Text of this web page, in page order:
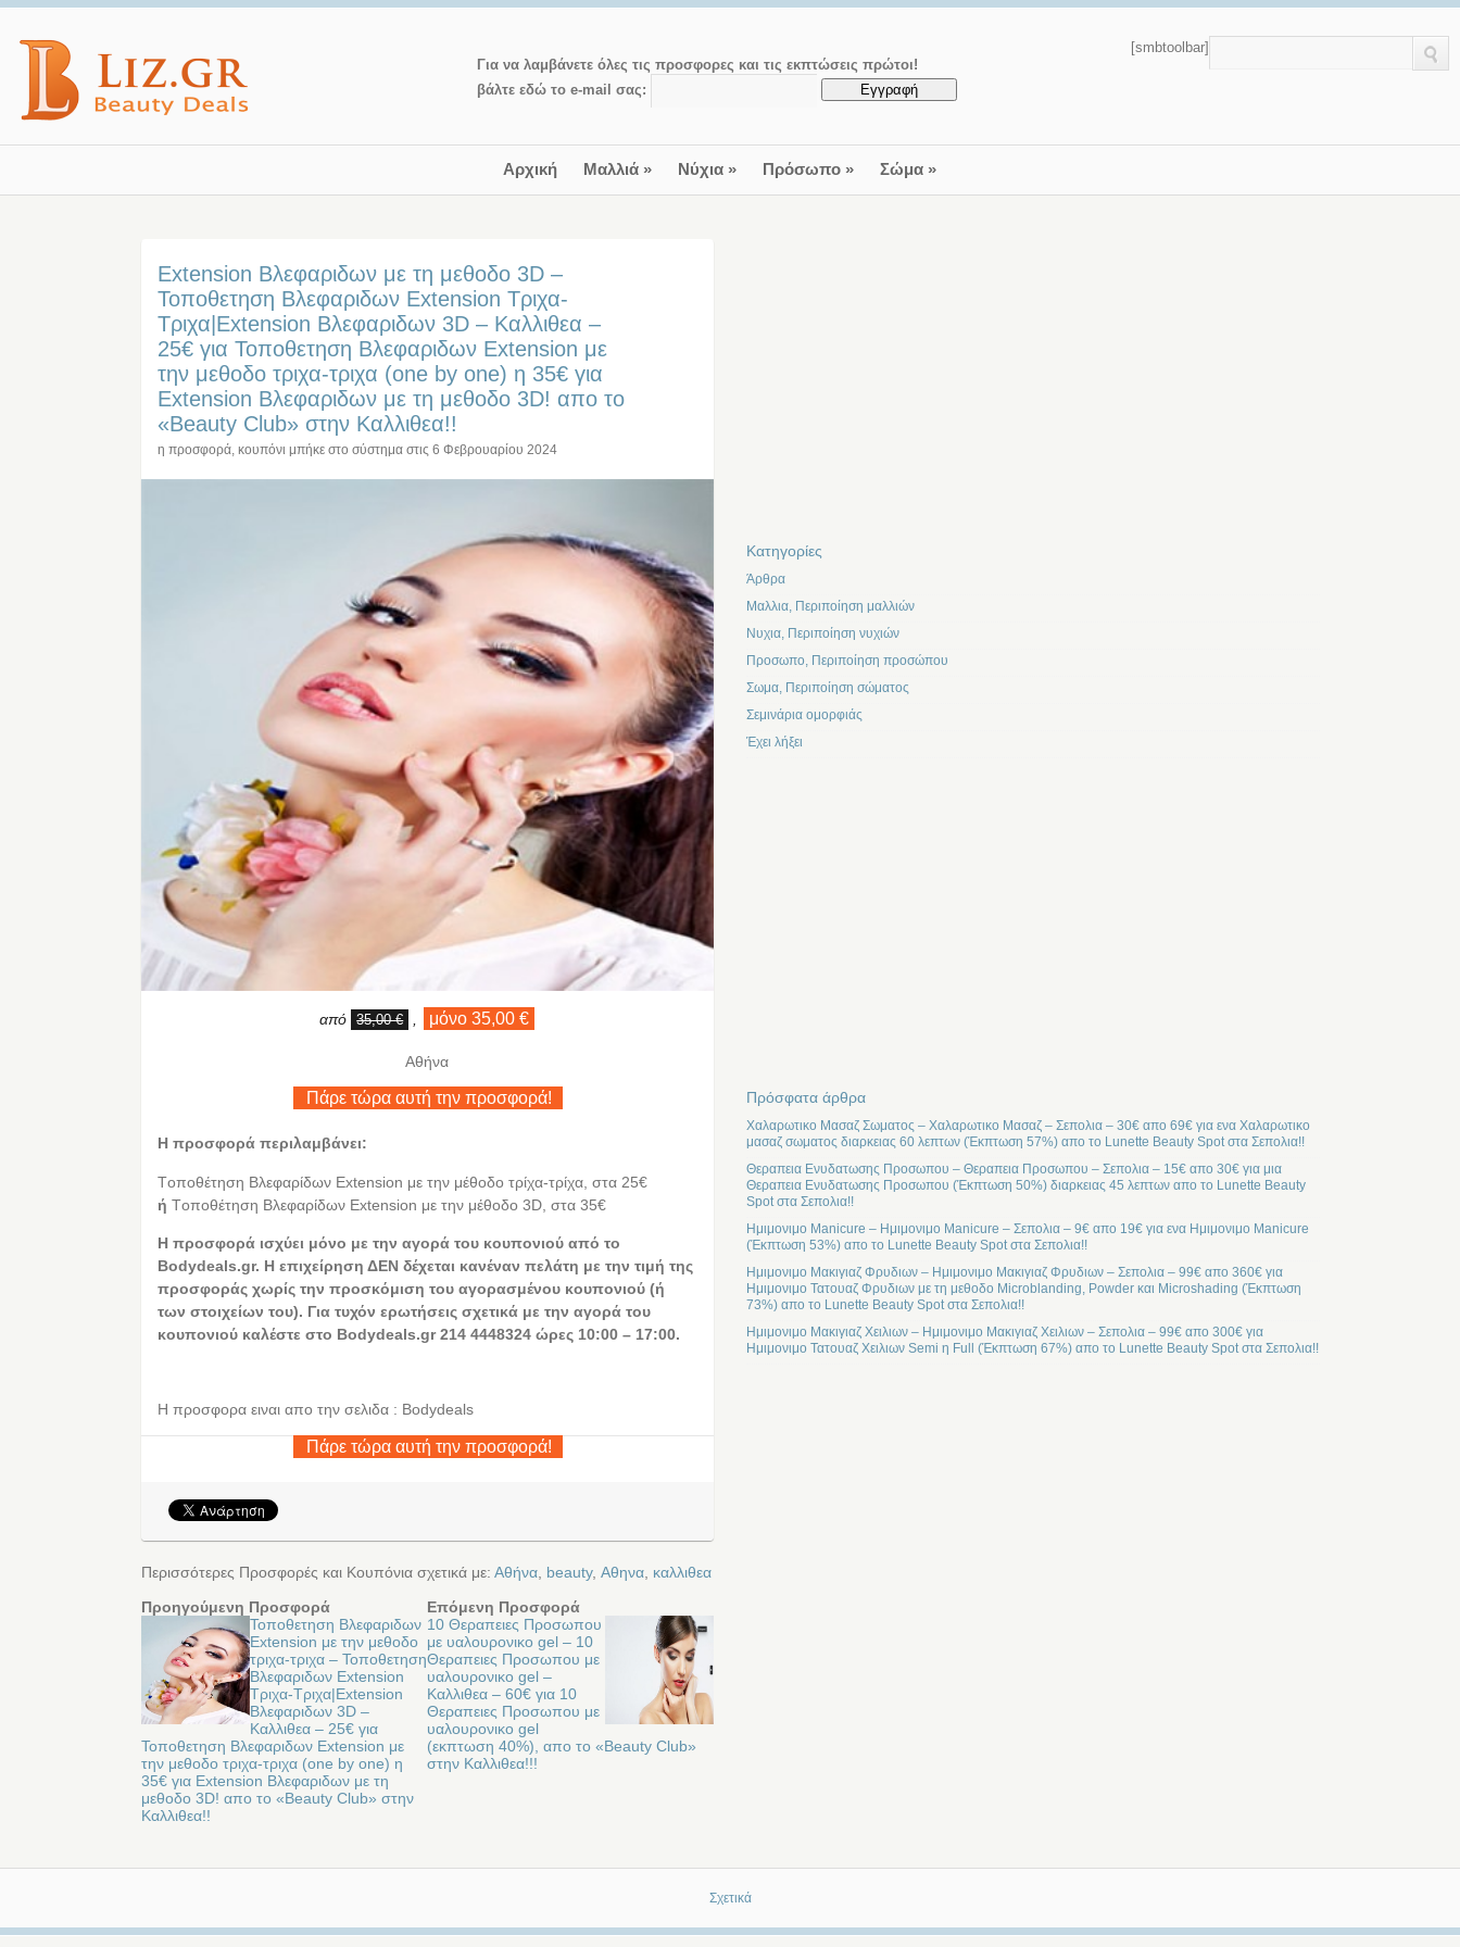
Για να λαμβάνετε όλες τις προσφορες και τις εκπτώσεις πρώτοι!
βάλτε εδώ το e-mail σας:
[smbtoolbar]
Αρχική Μαλλιά» Νύχια» Πρόσωπο» Σώμα»
Extension Βλεφαριδων με τη μεθοδο 3D –
Τοποθετηση Βλεφαριδων Extension Τριχα-
Τριχα|Extension Βλεφαριδων 3D – Καλλιθεα –
25€ για Τοποθετηση Βλεφαριδων Extension με
την μεθοδο τριχα-τριχα (one by one) η 35€ για
Extension Βλεφαριδων με τη μεθοδο 3D! απο το
«Beauty Club» στην Καλλιθεα!!
η προσφορά, κουπόνι μπήκε στο σύστημα στις6 Φεβρουαρίου 2024
από 35,00 € , μόνο 35,00 €
Αθήνα
Πάρε τώρα αυτή την προσφορά!
Η προσφορά περιλαμβάνει:
Tοποθέτηση Βλεφαρίδων Extension με την μέθοδο τρίχα-τρίχα, στα 25€
ή Tοποθέτηση Βλεφαρίδων Extension με την μέθοδο 3D, στα 35€
Η προσφορά ισχύει μόνο με την αγορά του κουπονιού από το
Bodydeals.gr. Η επιχείρηση ΔΕΝ δέχεται κανέναν πελάτη με την τιμή της
προσφοράς χωρίς την προσκόμιση του αγορασμένου κουπονιού (ή
των στοιχείων του). Για τυχόν ερωτήσεις σχετικά με την αγορά του
κουπονιού καλέστε στο Bodydeals.gr 214 4448324 ώρες 10:00 – 17:00.
Η προσφορα ειναι απο την σελιδα : Bodydeals
Πάρε τώρα αυτή την προσφορά!
Περισσότερες Προσφορές και Κουπόνια σχετικά με: Αθήνα, beauty, Αθηνα, καλλιθεα
Προηγούμενη Προσφορά
Τοποθετηση Βλεφαριδων
Extension με την μεθοδο
τριχα-τριχα – Τοποθετηση
Βλεφαριδων Extension
Τριχα-Τριχα|Extension
Βλεφαριδων 3D –
Καλλιθεα – 25€ για
Τοποθετηση Βλεφαριδων Extension με
την μεθοδο τριχα-τριχα (one by one) η
35€ για Extension Βλεφαριδων με τη
μεθοδο 3D! απο το «Beauty Club» στην
Καλλιθεα!!
Επόμενη Προσφορά
10 Θεραπειες Προσωπου
με υαλουρονικο gel – 10
Θεραπειες Προσωπου με
υαλουρονικο gel –
Καλλιθεα – 60€ για 10
Θεραπειες Προσωπου με
υαλουρονικο gel
(εκπτωση 40%), απο το «Beauty Club»
στην Καλλιθεα!!!
Kατηγορίες
Άρθρα
Μαλλια, Περιποίηση μαλλιών
Νυχια, Περιποίηση νυχιών
Προσωπο, Περιποίηση προσώπου
Σωμα, Περιποίηση σώματος
Σεμινάρια ομορφιάς
Έχει λήξει
Πρόσφατα άρθρα
Χαλαρωτικο Μασαζ Σωματος – Χαλαρωτικο Μασαζ – Σεπολια – 30€ απο 69€ για ενα Χαλαρωτικο
μασαζ σωματος διαρκειας 60 λεπτων (Έκπτωση 57%) απο το Lunette Beauty Spot στα Σεπολια!!
Θεραπεια Ενυδατωσης Προσωπου – Θεραπεια Προσωπου – Σεπολια – 15€ απο 30€ για μια
Θεραπεια Ενυδατωσης Προσωπου (Έκπτωση 50%) διαρκειας 45 λεπτων απο το Lunette Beauty
Spot στα Σεπολια!!
Ημιμονιμο Manicure – Ημιμονιμο Manicure – Σεπολια – 9€ απο 19€ για ενα Ημιμονιμο Manicure
(Έκπτωση 53%) απο το Lunette Beauty Spot στα Σεπολια!!
Ημιμονιμο Μακιγιαζ Φρυδιων – Ημιμονιμο Μακιγιαζ Φρυδιων – Σεπολια – 99€ απο 360€ για
Ημιμονιμο Τατουαζ Φρυδιων με τη μεθοδο Microblanding, Powder και Microshading (Έκπτωση
73%) απο το Lunette Beauty Spot στα Σεπολια!!
Ημιμονιμο Μακιγιαζ Χειλιων – Ημιμονιμο Μακιγιαζ Χειλιων – Σεπολια – 99€ απο 300€ για
Ημιμονιμο Τατουαζ Χειλιων Semi η Full (Έκπτωση 67%) απο το Lunette Beauty Spot στα Σεπολια!!
Σχετικά